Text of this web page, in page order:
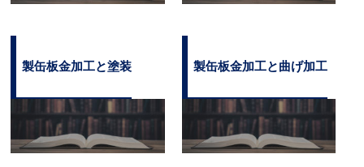
製缶板金加工と塗装 製缶板金加工と曲げ加工